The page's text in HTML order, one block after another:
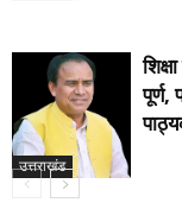
उत्तराखंड
पूर्ण,